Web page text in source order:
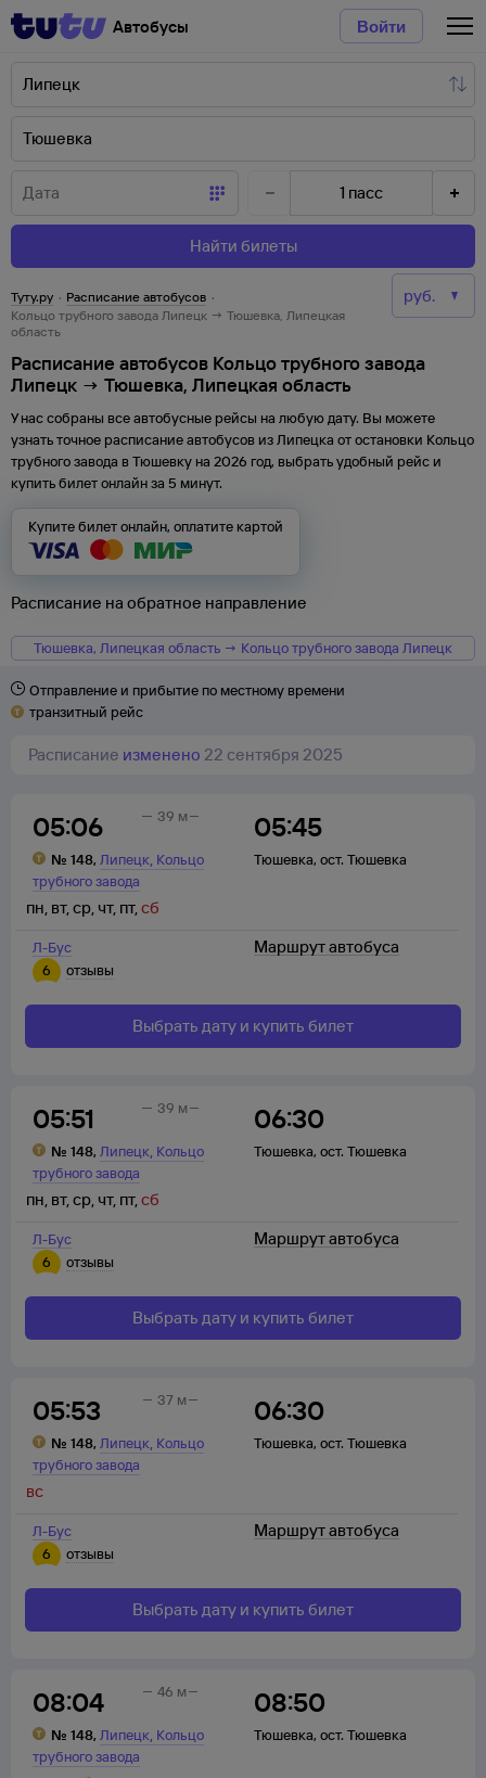
Автобусы Войти
1 пасс
Найти билеты
Туту.ру · Расписание автобусов ·
Кольцо трубного завода Липецк → Тюшевка, Липецкая
область
Расписание автобусов Кольцо трубного завода
Липецк → Тюшевка, Липецкая область
У нас собраны все автобусные рейсы на любую дату. Вы можете
узнать точное расписание автобусов из Липецка отостановки Кольцо
трубного завода в Тюшевку на 2026 год, выбрать удобный рейс и
купить билет онлайн за 5 минут.
Купите билет онлайн, оплатите картой
Расписание на обратное направление
Тюшевка, Липецкая область → Кольцо трубного завода Липецк
Отправление и прибытие по местному времени
транзитный рейс
Расписание изменено 22 сентября 2025
05:06
№ 148, Липецк, Кольцо
трубного завода
05:45
Тюшевка, ост. Тюшевка
39 м
Л-Бус
6
отзывы
пн, вт,ср, чт, пт,сб
Маршрут автобуса
Выбрать дату и купить билет
05:51
№ 148, Липецк, Кольцо
трубного завода
06:30
Тюшевка, ост. Тюшевка
39 м
Л-Бус
6
отзывы
пн, вт,ср, чт, пт,сб
Маршрут автобуса
Выбрать дату и купить билет
05:53
№ 148, Липецк, Кольцо
трубного завода
06:30
Тюшевка, ост. Тюшевка
37 м
Л-Бус
6
отзывы
вс
Маршрут автобуса
Выбрать дату и купить билет
08:04
№ 148, Липецк, Кольцо
трубного завода
08:50
Тюшевка, ост. Тюшевка
46 м